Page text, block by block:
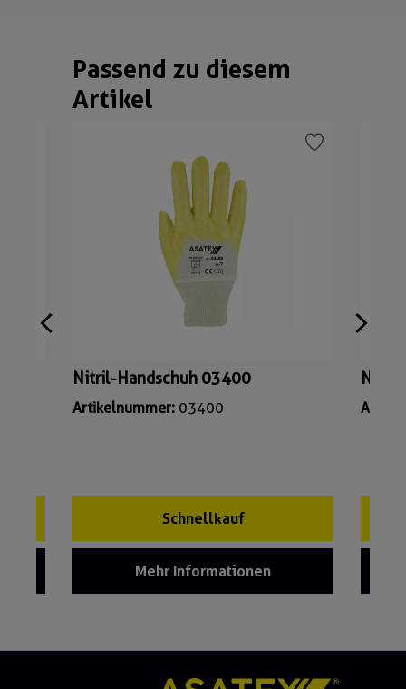
Produktgalerie überspringen
Passend zu diesem
Artikel
Nitril-Handschuh 03400
Artikelnummer: 03400
Schnellkauf
Mehr Informationen